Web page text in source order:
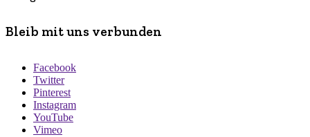
Bleib mit uns verbunden
Facebook
Twitter
Pinterest
Instagram
YouTube
Vimeo